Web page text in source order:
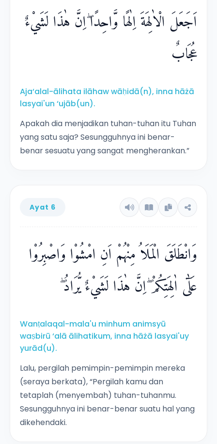
اَجَعَلَ الْاٰلِهَةَ اِلٰهًا وَّاحِدًا ۖاِنَّ هٰذَا لَشَيْءٌ
عُجَابٌ
Aja‘alal-ālihata ilāhaw wāḥidā(n), inna hāżā
lasyai'un ‘ujāb(un).
Apakah dia menjadikan tuhan-tuhan itu Tuhan
yang satu saja? Sesungguhnya ini benar-
benar sesuatu yang sangat mengherankan.”
Ayat 6
وَانْطَلَقَ الْمَلَاُ مِنْهُمْ اَنِ امْشُوْا وَاصْبِرُوْا
عَلٰٓى اٰلِهَتِكُمْ ۖاِنَّ هٰذَا لَشَيْءٌ يُّرَادُ ۖ
Wanṭalaqal-mala'u minhum animsyū
waṣbirū ‘alā ālihatikum, inna hāżā lasyai'uy
yurād(u).
Lalu, pergilah pemimpin-pemimpin mereka
(seraya berkata), “Pergilah kamu dan
tetaplah (menyembah) tuhan-tuhanmu.
Sesungguhnya ini benar-benar suatu hal yang
dikehendaki.